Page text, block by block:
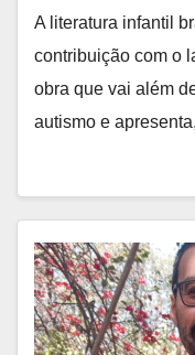
A literatura infantil
contribuição com o
obra que vai além
autismo e